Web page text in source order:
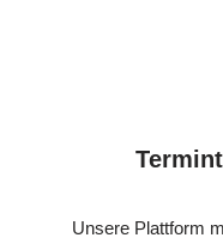
Unsere Plattform